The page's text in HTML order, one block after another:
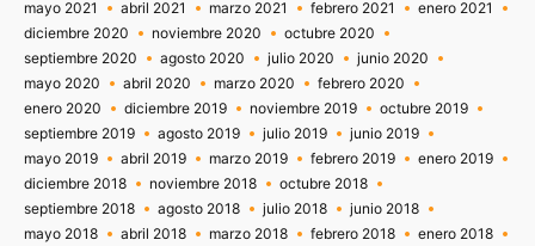
mayo 2021
abril 2021 marzo 2021 febrero 2021
enero 2021
diciembre 2020
noviembre 2020
octubre 2020
septiembre 2020
agosto 2020 julio 2020
junio 2020
mayo 2020
abril 2020 marzo 2020
febrero 2020
enero 2020
diciembre 2019 noviembre 2019
octubre 2019
septiembre 2019
agosto 2019 julio 2019
junio 2019
mayo 2019
abril 2019 marzo 2019 febrero 2019
enero 2019
diciembre 2018
noviembre 2018
octubre 2018
septiembre 2018
agosto 2018 julio 2018
junio 2018
mayo 2018
abril 2018 marzo 2018 febrero 2018
enero 2018